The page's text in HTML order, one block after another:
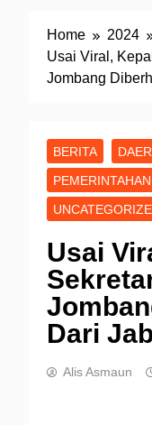
Home 2024
Usai Viral,
Jombang
BERITA
PEMERINTAHAN
Usai
Dari
Alis Asmaun